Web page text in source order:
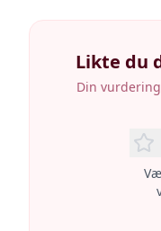
Likte du
Din